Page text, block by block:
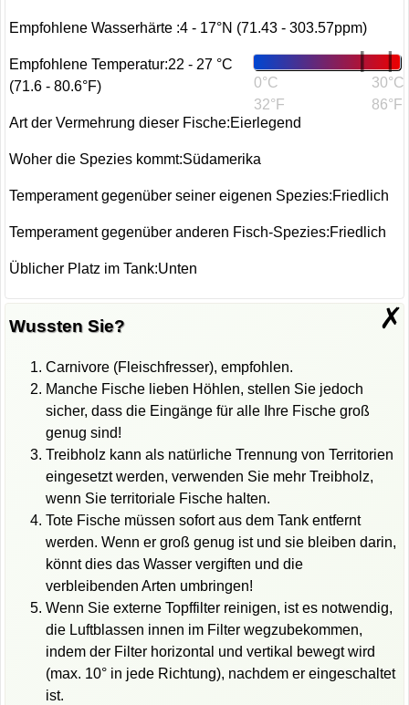
Empfohlene Wasserhärte :4 - 17°N (71.43 - 303.57ppm)
0°C
32°F
30°C
86°F
Empfohlene Temperatur:22 - 27 °C
(71.6 - 80.6°F)
Art der Vermehrung dieser Fische:Eierlegend
Woher die Spezies kommt:Südamerika
Temperament gegenüber seiner eigenen Spezies:Friedlich
Temperament gegenüber anderen Fisch-Spezies:Friedlich
Üblicher Platz im Tank:Unten
✗
Wussten Sie?
Carnivore (Fleischfresser), empfohlen.
Manche Fische lieben Höhlen, stellen Sie jedoch
sicher, dass die Eingänge für alle Ihre Fische groß
genug sind!
Treibholz kann als natürliche Trennung von Territorien
eingesetzt werden, verwenden Sie mehr Treibholz,
wenn Sie territoriale Fische halten.
Tote Fische müssen sofort aus dem Tank entfernt
werden. Wenn er groß genug ist und sie bleiben darin,
könnt dies das Wasser vergiften und die
verbleibenden Arten umbringen!
Wenn Sie externe Topffilter reinigen, ist es notwendig,
die Luftblassen innen im Filter wegzubekommen,
indem der Filter horizontal und vertikal bewegt wird
(max. 10° in jede Richtung), nachdem er eingeschaltet
ist.